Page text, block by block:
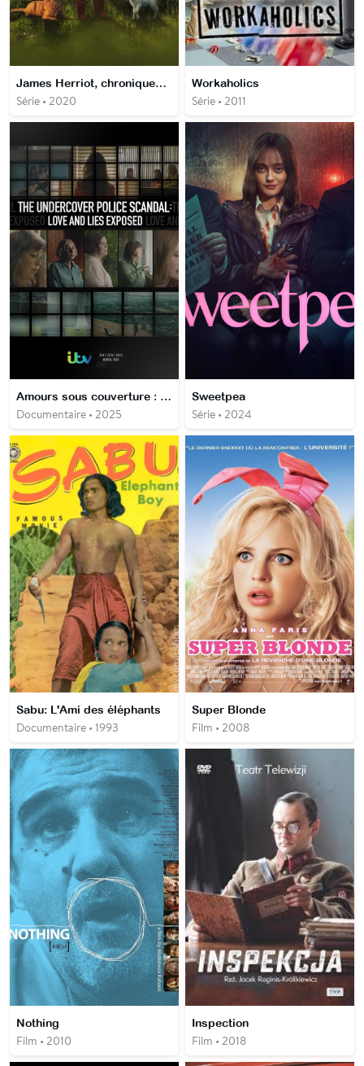
James Herriot, chroniques d'un jeune vétérinaire
Série • 2020
Workaholics
Série • 2011
Amours sous couverture : un scandale d'État
Documentaire • 2025
Sweetpea
Série • 2024
Sabu: L'Ami des éléphants
Documentaire • 1993
Super Blonde
Film • 2008
Nothing
Film • 2010
Inspection
Film • 2018